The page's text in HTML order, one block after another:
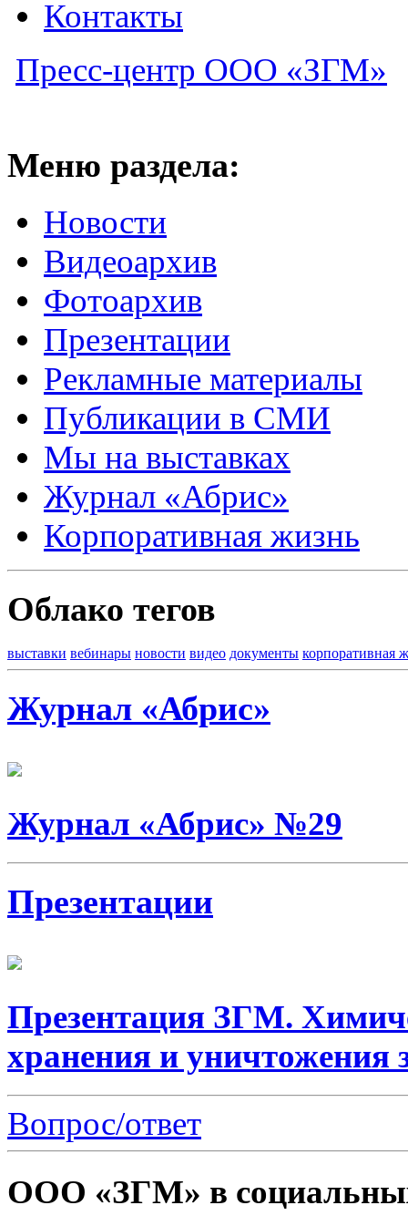
Контакты
Пресс-центр ООО «ЗГМ»
Меню раздела:
Новости
Видеоархив
Фотоархив
Презентации
Рекламные материалы
Публикации в СМИ
Мы на выставках
Журнал «Абрис»
Корпоративная жизнь
Облако тегов
выставки вебинары новости видео документы корпоративная
Журнал «Абрис»
Журнал «Абрис» №29
Презентации
Презентация ЗГМ.
хранения и уничтожения
Вопрос/ответ
ООО «ЗГМ» в